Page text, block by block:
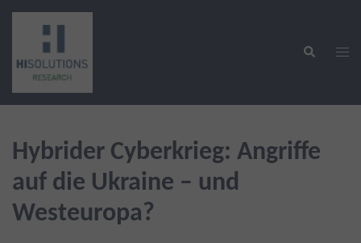
Zum
springen
Suche
Hybrider Cyberkrieg: Angriffe
auf die Ukraine – und
Westeuropa?